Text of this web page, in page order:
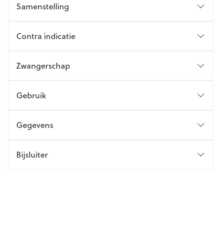
Samenstelling
Contra indicatie
Zwangerschap
Gebruik
Gegevens
Bijsluiter